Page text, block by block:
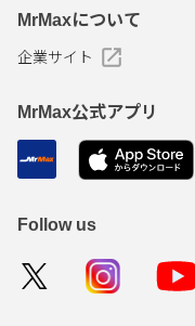
MrMaxについて
企業サイト
MrMax公式アプリ
Follow us